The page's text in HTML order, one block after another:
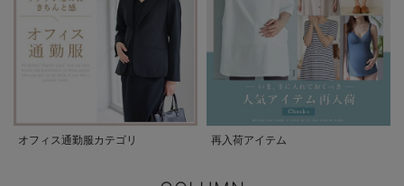
オフィス通勤服カテゴリ 再入荷アイテム